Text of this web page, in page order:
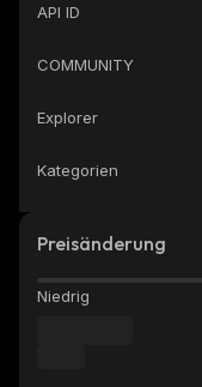
API ID
COMMUNITY
Explorer
Kategorien
Preisänderung
Niedrig